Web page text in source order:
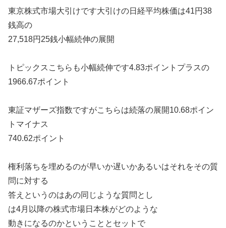
東京株式市場大引けです大引けの日経平均株価は41円38
銭高の
27,518円25銭小幅続伸の展開
トピックスこちらも小幅続伸です4.83ポイントプラスの
1966.67ポイント
東証マザーズ指数ですがこちらは続落の展開10.68ポイン
トマイナス
740.62ポイント
権利落ちを埋めるのが早いか遅いかあるいはそれをその質
問に対する
答えというのはあの同じような質問とし
は4月以降の株式市場日本株がどのような
動きになるのかということとセットで